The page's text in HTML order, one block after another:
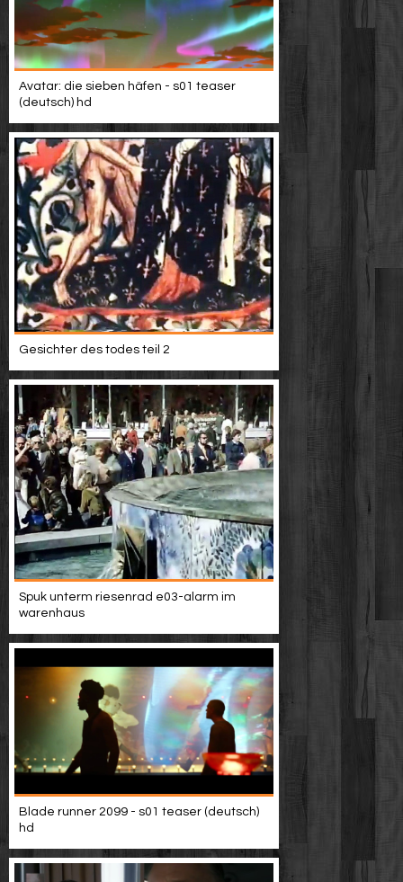
Avatar: die sieben häfen - s01 teaser
(deutsch) hd
Gesichter des todes teil 2
Spuk unterm riesenrad e03-alarm im
warenhaus
Blade runner 2099 - s01 teaser (deutsch)
hd